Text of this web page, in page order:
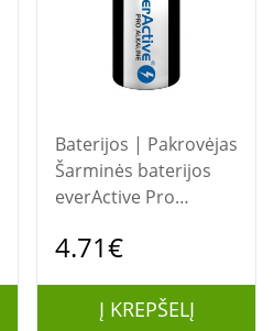
Baterijos | Pakrovėjas
Šarminės baterijos
everActive Pro
lizdinė plokštelė 2 vnt.
4.71€
Į KREPŠELĮ